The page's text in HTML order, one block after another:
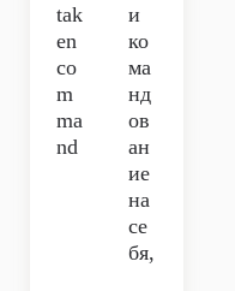
tak
en
co
m
ma
nd
и
ко
ма
нд
ов
ан
ие
на
се
бя,